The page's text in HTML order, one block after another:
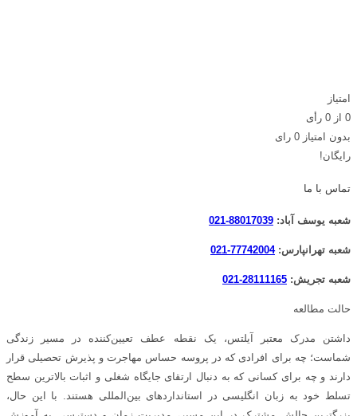
امتیاز
0 از 0 رأی
بدون امتیاز 0 رای
رایگان!
تماس با ما
شعبه یوسف آباد: 88017039-021
شعبه تهرانپارس:77742004-021
شعبه تجریش: 28111165-021
حالت مطالعه
داشتن مدرک معتبر آیلتس، یک نقطه عطف تعیین‌کننده در مسیر زندگی
شماست؛ چه برای افرادی که در پروسه حساس مهاجرت و پذیرش تحصیلی قرار
دارند و چه برای کسانی که به دنبال ارتقای جایگاه شغلی و اثبات بالاترین سطح
تسلط خود به زبان انگلیسی در استانداردهای بین‌المللی هستند. با این حال،